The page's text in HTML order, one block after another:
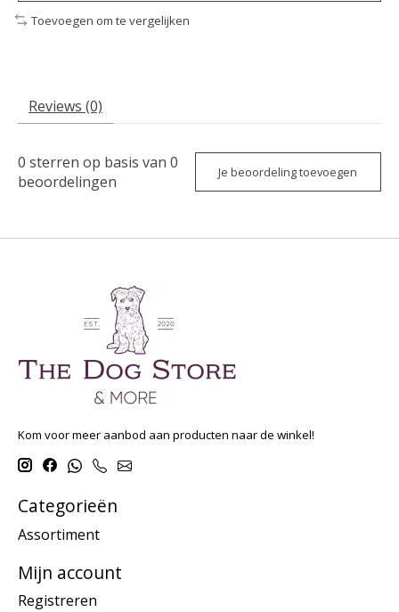
Toevoegen om te vergelijken
Reviews (0)
0 sterren op basis van 0
beoordelingen
Je beoordeling toevoegen
Kom voor meer aanbod aan producten naar de winkel!
Categorieën
Assortiment
Mijn account
Registreren